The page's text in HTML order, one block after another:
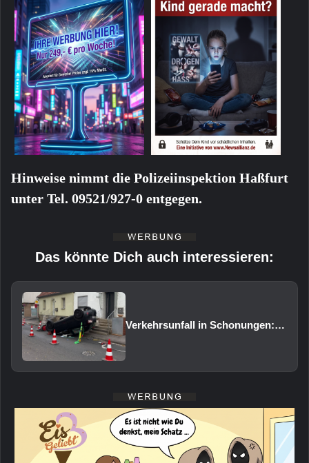
Hinweise nimmt die Polizeiinspektion Haßfurt
unter Tel. 09521/927-0 entgegen.
Das könnte Dich auch interessieren:
Verkehrsunfall in Schonungen: Pkw überschlägt sich auf das Dach